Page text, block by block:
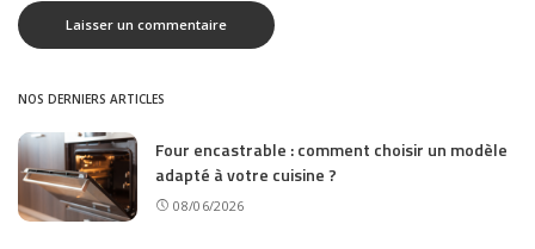
NOS DERNIERS ARTICLES
Four encastrable : comment choisir un modèle
adapté à votre cuisine ?
08/06/2026